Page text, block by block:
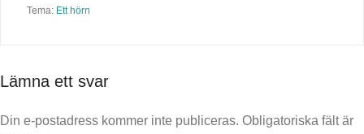
Tema: Ett hörn
Lämna ett svar
Din e-postadress kommer inte publiceras. Obligatoriska fält är